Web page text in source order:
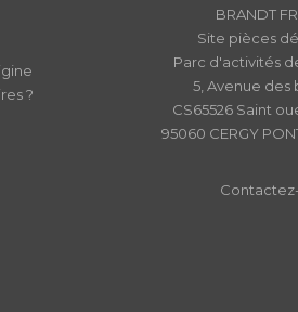
?
BRANDT
Site pièces
Parc d'activités
5, Avenue des
CS65526 Saint
95060 CERGY